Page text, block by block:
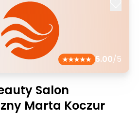
5.00/5
Salon
Marta Koczur